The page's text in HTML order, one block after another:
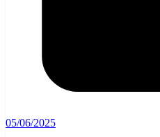
05/06/2025